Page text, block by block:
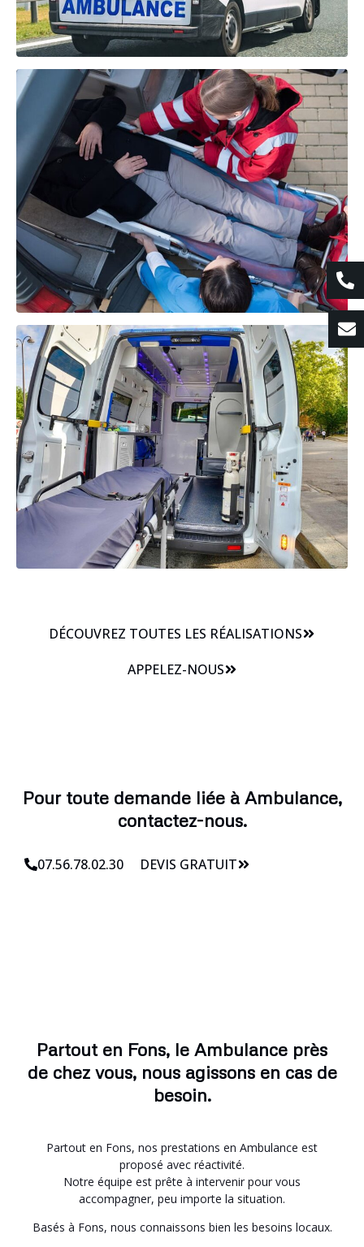
DÉCOUVREZ TOUTES LES RÉALISATIONS
APPELEZ-NOUS
Pour toute demande liée à Ambulance,
contactez-nous.
07.56.78.02.30 DEVIS GRATUIT
Partout en Fons, le Ambulance près
de chez vous, nous agissons en cas de
besoin.
Partout en Fons, nos prestations en Ambulance est
proposé avec réactivité.
Notre équipe est prête à intervenir pour vous
accompagner, peu importe la situation.
Basés à Fons, nous connaissons bien les besoins locaux.